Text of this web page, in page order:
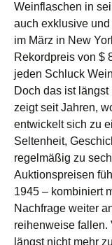
Weinflaschen in
auch exklusive
im März in New
Rekordpreis von $
jeden Schluck
Doch das ist
zeigt seit Jahren,
entwickelt sich zu
Seltenheit,
regelmäßig zu
Auktionspreisen
1945 – kombiniert
Nachfrage weiter
reihenweise fallen.
längst nicht mehr